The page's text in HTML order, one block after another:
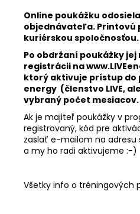
Online poukážku
objednávateľa. Printovú
kuriérskou spoločnosťou.
Po obdržaní poukážky
registrácii na
ktorý aktivuje prístup do
energy (členstvo LIVE,
vybraný počet mesiacov.
Ak je majiteľ poukážky v
registrovaný, kód pre
zaslať e-mailom na adresu
a my ho radi aktivujeme :-)
Všetky info o tréningových